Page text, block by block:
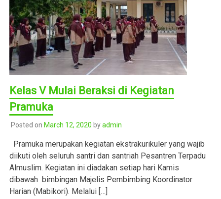
Kelas V Mulai Beraksi di Kegiatan
Pramuka
Posted on March 12, 2020 byadmin
Pramuka merupakan kegiatan ekstrakurikuler yang wajib
diikuti oleh seluruh santri dan santriah Pesantren Terpadu
Almuslim. Kegiatan ini diadakan setiap hari Kamis
dibawah bimbingan Majelis Pembimbing Koordinator
Harian (Mabikori). Melalui […]